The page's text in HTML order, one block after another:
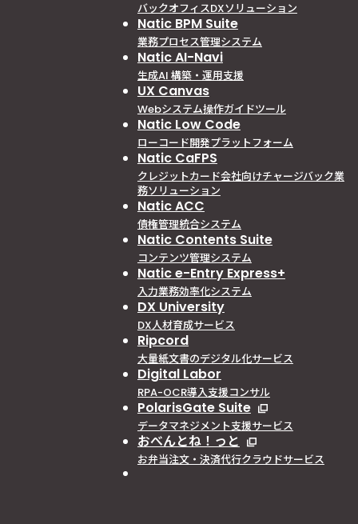
バックオフィスDXソリューション
Natic BPM Suite
業務プロセス管理システム
Natic AI-Navi
生成AI 構築・運用支援
UX Canvas
Webシステム操作ガイドツール
Natic Low Code
ローコード開発プラットフォーム
Natic CaFPS
クレジットカード会社向けチャージバック業
務ソリューション
Natic ACC
債権管理統合システム
Natic Contents Suite
コンテンツ管理システム
Natic e-Entry Express+
入力業務効率化システム
DX University
DX人材育成サービス
Ripcord
大量紙文書のデジタル化サービス
Digital Labor
RPA-OCR導入支援コンサル
PolarisGate Suite
データマネジメント支援サービス
おべんとね！っと
お弁当注文・決済代行クラウドサービス